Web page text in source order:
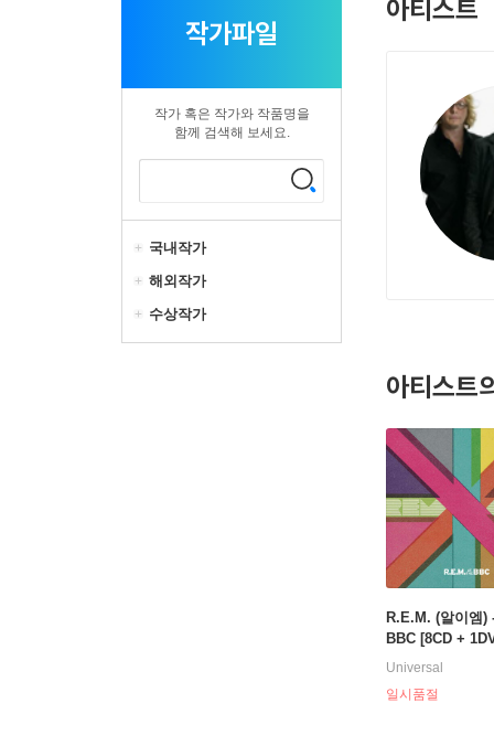
작가파일
작가 혹은 작가와 작품명을
함께 검색해 보세요.
국내작가
해외작가
수상작가
아티스트
아티스트
R.E.M. (알이엠)
BBC [8CD +
Universal
일시품절